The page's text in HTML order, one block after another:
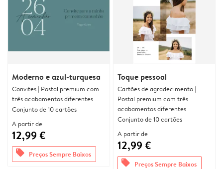
Moderno e azul-turquesa
Convites | Postal premium com
três acabamentos diferentes
Conjunto de 10 cartões
A partir de
12,99 €
offers Preços Sempre Baixos
Toque pessoal
Cartões de agradecimento |
Postal premium com três
acabamentos diferentes
Conjunto de 10 cartões
A partir de
12,99 €
offers Preços Sempre Baixos